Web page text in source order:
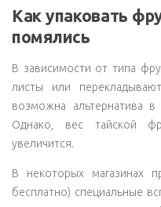
Как упаковать
помялись
В зависимости от типа
листы или
возможна альтернатива
Однако, вес тайской
увеличится.
В некоторых магазинах
бесплатно) специальные